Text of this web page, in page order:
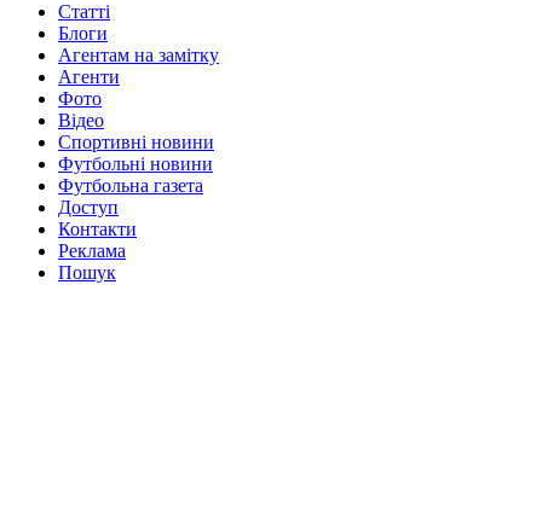
Статті
Блоги
Агентам на замітку
Агенти
Фото
Відео
Спортивні новини
Футбольні новини
Футбольна газета
Доступ
Контакти
Реклама
Пошук